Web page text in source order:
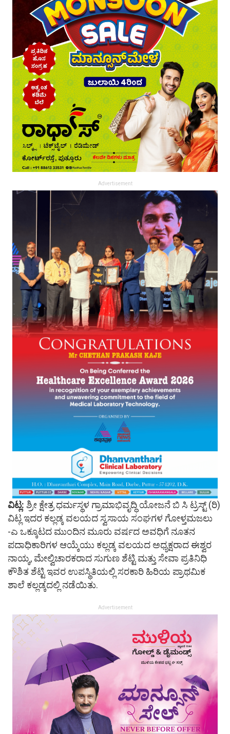
Advertisement
ವಿಟ್ಲ: ಶ್ರೀ ಕ್ಷೇತ್ರ ಧರ್ಮಸ್ಥಳ ಗ್ರಾಮಾಭಿವೃದ್ಧಿ ಯೋಜನೆ ಬಿ ಸಿ ಟ್ರಸ್ಟ್ (ರಿ)
ವಿಟ್ಲ ಇದರ ಕಲ್ಲಡ್ಕ ವಲಯದ ಸ್ವಸಾಯ ಸಂಘಗಳ ಗೋಳ್ತಮಜಲು
-ಎ ಒಕ್ಕೂಟದ ಮುಂದಿನ ಮೂರು ವರ್ಷದ ಅವಧಿಗೆ ನೂತನ
ಪದಾಧಿಕಾರಿಗಳ ಆಯ್ಕೆಯು ಕಲ್ಲಡ್ಕ ವಲಯದ ಅಧ್ಯಕ್ಷರಾದ ಈಶ್ವರ
ನಾಯ್ಕ, ಮೇಲ್ವಿಚಾರಕರಾದ ಸುಗುಣ ಶೆಟ್ಟಿ ಮತ್ತು ಸೇವಾ ಪ್ರತಿನಿಧಿ
ಕೌಶಿತ ಶೆಟ್ಟಿ ಇವರ ಉಪಸ್ಥಿತಿಯಲ್ಲಿ ಸರಕಾರಿ ಹಿರಿಯ ಪ್ರಾಥಮಿಕ
ಶಾಲೆ ಕಲ್ಲಡ್ಕದಲ್ಲಿ ನಡೆಯಿತು.
Advertisement